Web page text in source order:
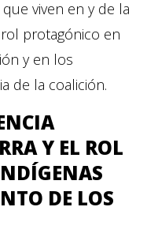
viven en y de la
protagónico en
y en los
de la coalición.
Y EL ROL
DE LOS